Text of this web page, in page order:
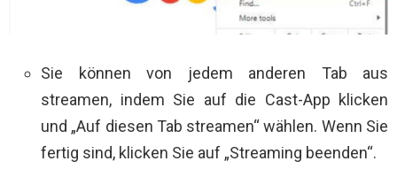
Sie können von jedem anderen Tab aus
streamen, indem Sie auf die Cast-App klicken
und „Auf diesen Tab streamen“ wählen. Wenn Sie
fertig sind, klicken Sie auf „Streaming beenden“.